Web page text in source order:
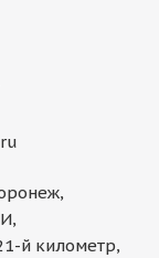
й километр,